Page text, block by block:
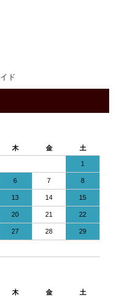
ド
木 金 土
1
6 7 8
13 14 15
20 21 22
27 28 29
木 金 土